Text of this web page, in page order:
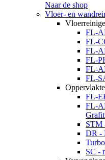
Naar de shop
Vloer- en
FL-
FL-
FL-
FL-
FL-
FL-
FL-
FL-
STM
DR -
SC -